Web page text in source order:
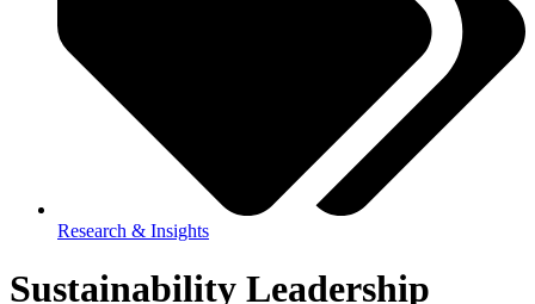
Research & Insights
Sustainability Leadership